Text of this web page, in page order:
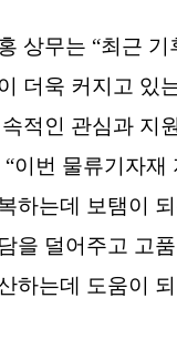
상무는 “최근 기
더욱 커지고 있
적인 관심과 지
“이번 물류기자재
하는데 보탬이
을 덜어주고 고
하는데 도움이